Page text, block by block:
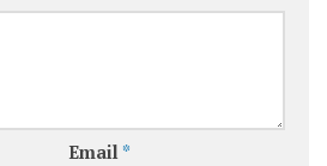
Email *